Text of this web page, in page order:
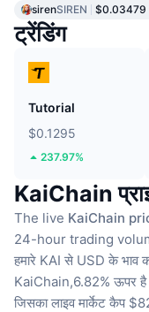
sirenSIREN $0.03479
ट्रेंडिंग
Tutorial
$0.1295
237.97%
KaiChain
The live KaiChain
24-hour trading
हमारे KAI से USD के भाव
KaiChain,6.82% ऊपर
जिसका लाइव मार्केट कैप